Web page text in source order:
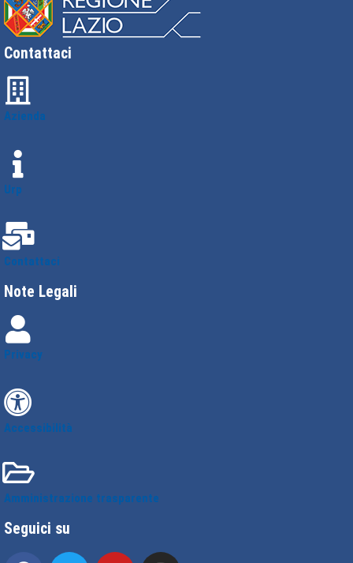
Contattaci
Azienda
Urp
Contattaci
Note Legali
Privacy
Accessibilità
Amministrazione trasparente
Seguici su